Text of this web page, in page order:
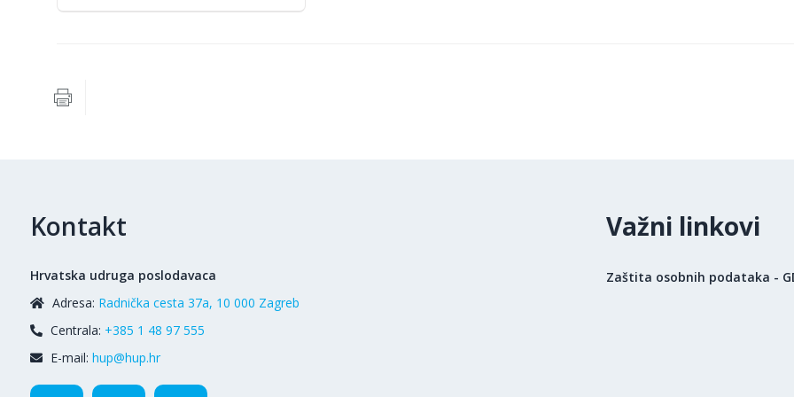
Kontakt
Hrvatska udruga poslodavaca
Adresa: Radnička cesta 37a, 10 000 Zagreb
Centrala: +385 1 48 97 555
E-mail: hup@hup.hr
Važni linkovi
Zaštita osobnih podataka -